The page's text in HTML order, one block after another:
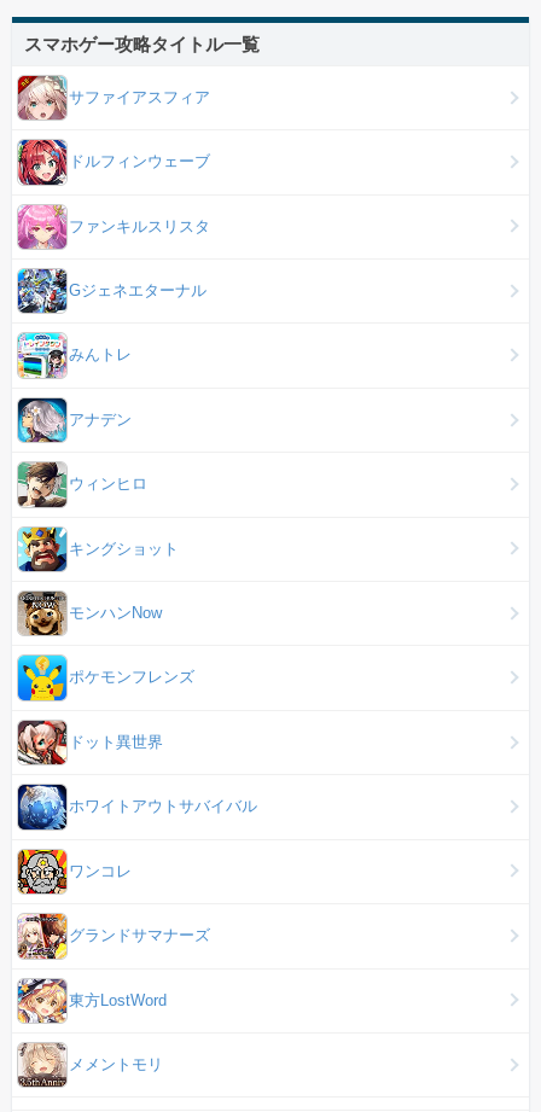
スマホゲー攻略タイトル一覧
サファイアスフィア
ドルフィンウェーブ
ファンキルスリスタ
Gジェネエターナル
みんトレ
アナデン
ウィンヒロ
キングショット
モンハンNow
ポケモンフレンズ
ドット異世界
ホワイトアウトサバイバル
ワンコレ
グランドサマナーズ
東方LostWord
メメントモリ